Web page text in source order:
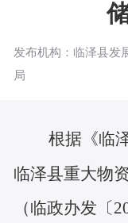
发布机构：临泽县发
局
根据《临泽
临泽县重大物
（临政办发〔